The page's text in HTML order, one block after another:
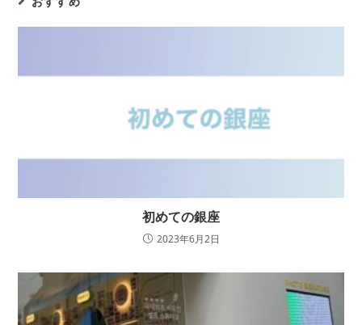
初めての銀座
2023年6月2日